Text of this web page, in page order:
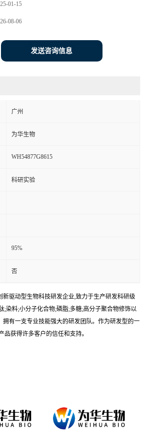
01-15
08-06
发送咨询信息
广州
为华生物
WH54877G8615
科研实验
95%
否
新驱动型生物科技研发企业,致力于生产研发科研级
;染料;小分子化合物;磷脂;多糖;高分子聚合物修饰以
拥有一支专业技能强大的研发团队。作为研发型的一
品获得许多客户的信任和支持。